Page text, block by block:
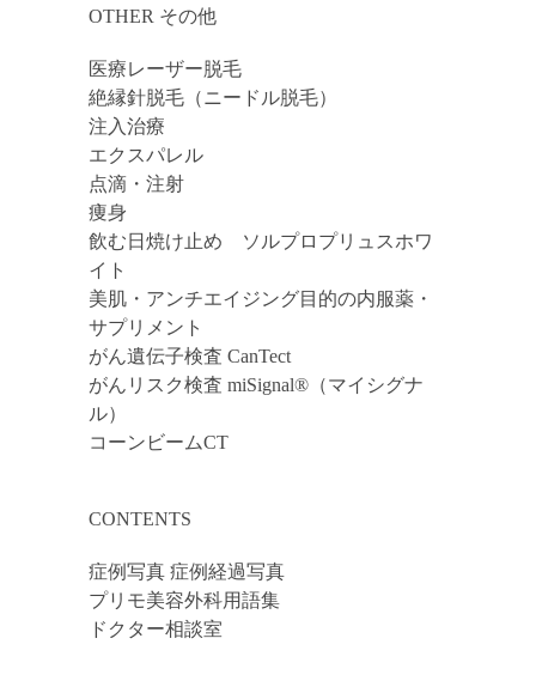
OTHER その他
医療レーザー脱毛
絶縁針脱毛（ニードル脱毛）
注入治療
エクスパレル
点滴・注射
痩身
飲む日焼け止め ソルプロプリュスホワ
イト
美肌・アンチエイジング目的の内服薬・
サプリメント
がん遺伝子検査 CanTect
がんリスク検査 miSignal®（マイシグナ
ル）
コーンビームCT
CONTENTS
症例写真 症例経過写真
プリモ美容外科用語集
ドクター相談室